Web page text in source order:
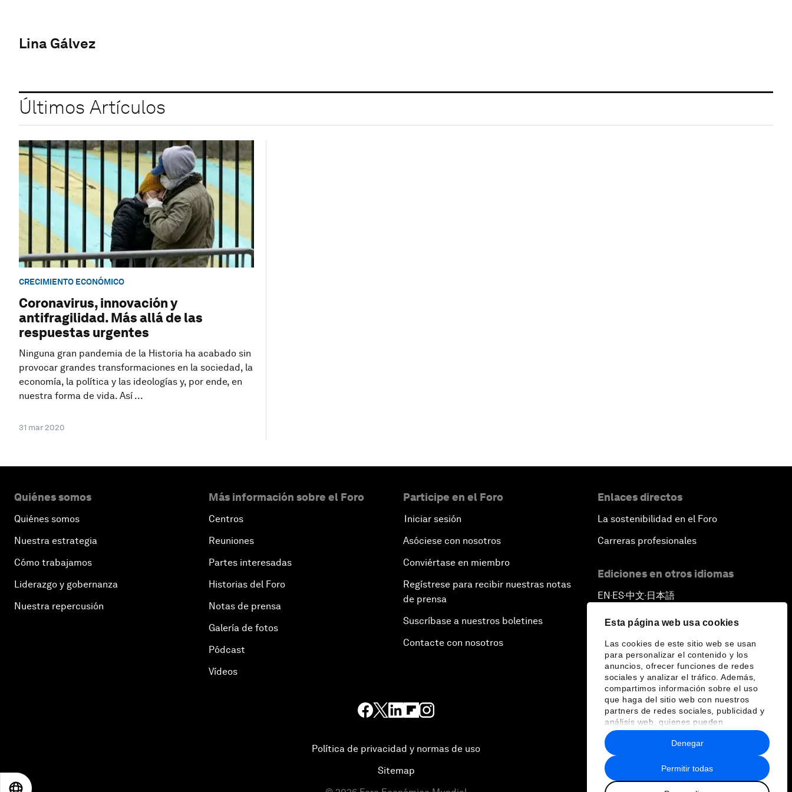
Esta página web usa cookies
Las cookies de este sitio web se usan
para personalizar el contenido y los
anuncios, ofrecer funciones de redes
sociales y analizar el tráfico. Además,
compartimos información sobre el uso
que haga del sitio web con nuestros
partners de redes sociales, publicidad y
análisis web, quienes pueden
combinarla con otra información que les
haya proporcionado o que hayan
recopilado a partir del uso que haya
hecho de sus servicios.
Permitir todas
Denegar
Lina Gálvez
Últimos Artículos
CRECIMIENTO ECONÓMICO
Coronavirus, innovación y
antifragilidad. Más allá de las
respuestas urgentes
Ninguna gran pandemia de la Historia ha acabado sin
provocar grandes transformaciones en la sociedad, la
economía, la política y las ideologías y, por ende, en
nuestra forma de vida. Así ...
31 mar 2020
Quiénes somos
Quiénes somos
Nuestra estrategia
Cómo trabajamos
Liderazgo y gobernanza
Nuestra repercusión
Más información sobre el Foro
Centros
Reuniones
Partes interesadas
Historias del Foro
Notas de prensa
Galería de fotos
Pódcast
Vídeos
Participe en el Foro
Iniciar sesión
Asóciese con nosotros
Conviértase en miembro
Regístrese para recibir nuestras notas
de prensa
Suscríbase a nuestros boletines
Contacte con nosotros
Enlaces directos
La sostenibilidad en el Foro
Carreras profesionales
Ediciones en otros idiomas
EN ▪ ES▪中文▪ 日本語
Política de privacidad y normas de uso
Sitemap